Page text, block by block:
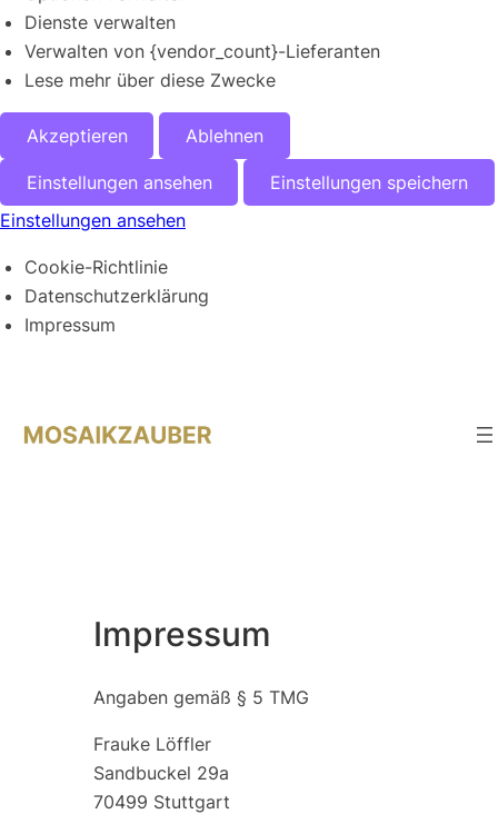
Dienste verwalten
Verwalten von {vendor_count}-Lieferanten
Lese mehr über diese Zwecke
Akzeptieren Ablehnen
Einstellungen ansehen
Einstellungen speichern
Einstellungen ansehen
Cookie-Richtlinie
Datenschutzerklärung
Impressum
Inhalt
Impressum
Angaben gemäß § 5 TMG
Frauke Löffler
Sandbuckel 29a
70499 Stuttgart